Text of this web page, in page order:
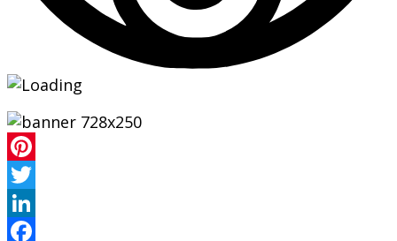
Pinterest
Twitter
LinkedIn